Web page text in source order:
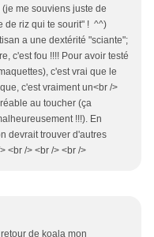
(je me souviens juste de
de riz qui te sourit" ! ^^)
a une dextérité "sciante";
c'est fou !!!! Pour avoir testé
c'est vrai que le
c'est vraiment un<br />
au toucher (ça
!!!). En
devrait trouver d'autres
<br /> <br /> <br />
de koala mon